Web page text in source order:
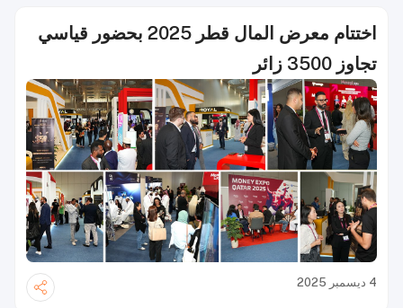
اختتام معرض المال قطر 2025 بحضور قياسي
تجاوز 3500 زائر
4 ديسمبر 2025